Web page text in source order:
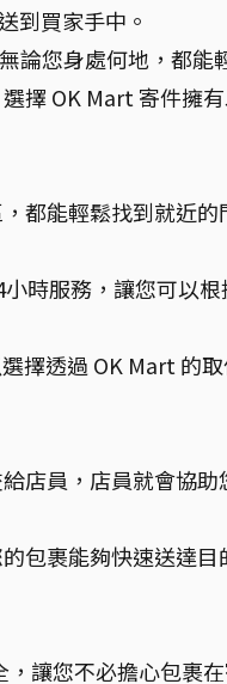
到買家手中。
論您身處何地，都能
擇 OK Mart 寄件擁
都能輕鬆找到就近的
時服務，讓您可以根
擇透過 OK Mart 的
店員，店員就會協助
包裹能夠快速送達目
讓您不必擔心包裹